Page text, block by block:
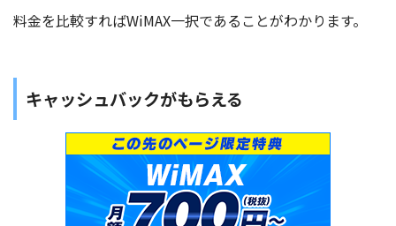
料金を比較すればWiMAX一択であることがわかります。
キャッシュバックがもらえる